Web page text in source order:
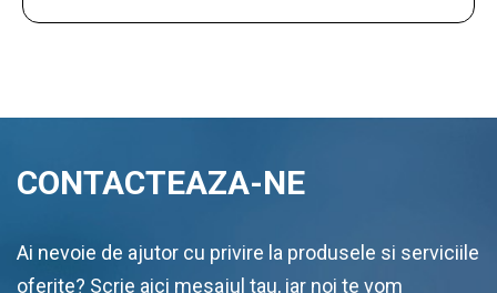
CONTACTEAZA-NE
Ai nevoie de ajutor cu privire la produsele si serviciile
oferite? Scrie aici mesajul tau, iar noi te vom